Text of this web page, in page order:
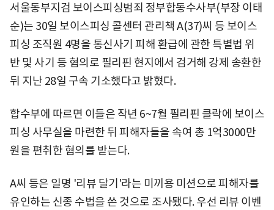
서울동부지검 보이스피싱범죄 정부합동수사부(부장 이태
순)는 30일 보이스피싱 콜센터 관리책 A(37)씨 등 보이스
피싱 조직원 4명을 통신사기 피해 환급에 관한 특별법 위
반 및 사기 등 혐의로 필리핀 현지에서 검거해 강제 송환한
뒤 지난 28일 구속 기소했다고 밝혔다.
합수부에 따르면 이들은 작년 6~7월 필리핀 클락에 보이스
피싱 사무실을 마련한 뒤 피해자들을 속여 총 1억3000만
원을 편취한 혐의를 받는다.
A씨 등은 일명 '리뷰 달기'라는 미끼용 미션으로 피해자를
유인하는 신종 수법을 쓴 것으로 조사됐다. 우선 리뷰 이벤